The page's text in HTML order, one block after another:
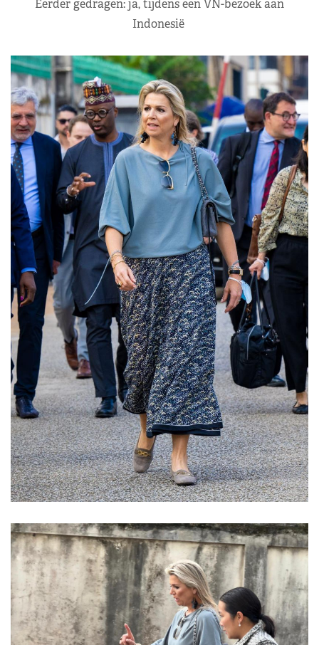
Eerder gedragen: ja, tijdens een VN-bezoek aan
Indonesië